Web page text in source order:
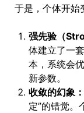
于是，个体开始
强先验（
体建立了一
本，系统会
新参数。
收敛的幻象：
定”的错觉。